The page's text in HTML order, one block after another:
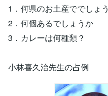
1．何県のお土産ででしょう
2．何個あるでしょうか
3．カレーは何種類？
小林喜久治先生の占例